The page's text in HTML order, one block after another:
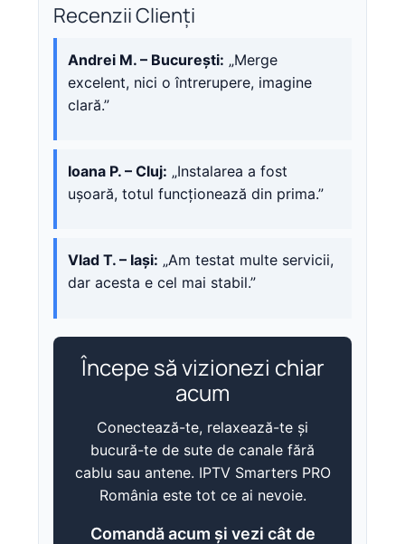
Recenzii Clienți
Andrei M. – București: „Merge
excelent, nici o întrerupere, imagine
clară.”
Ioana P. – Cluj: „Instalarea a fost
ușoară, totul funcționează din prima.”
Vlad T. – Iași: „Am testat multe servicii,
dar acesta e cel mai stabil.”
Începe să vizionezi chiar
acum
Conectează-te, relaxează-te și
bucură-te de sute de canale fără
cablu sau antene. IPTV Smarters PRO
România este tot ce ai nevoie.
Comandă acum și vezi cât de